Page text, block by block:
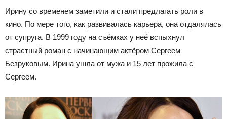
Ирину со временем заметили и стали предлагать роли в
кино. По мере того, как развивалась карьера, она отдалялась
от супруга. В 1999 году на съёмках у неё вспыхнул
страстный роман с начинающим актёром Сергеем
Безруковым. Ирина ушла от мужа и 15 лет прожила с
Сергеем.